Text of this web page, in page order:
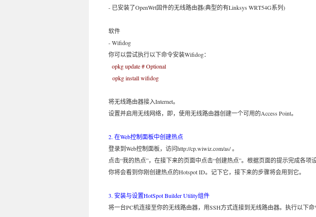
- 已安装了OpenWrt固件的无线路由器(典型的有Linksys WRT54G系列)
软件
- Wifidog
你可以尝试执行以下命令安装Wifidog：
opkg update # Optional
opkg install wifidog
将无线路由器接入Internet。
设置并启用无线网络，即，使用无线路由器创建一个可用的Access Point。
2. 在Web控制面板中创建热点
登录到Web控制面板，访问http://cp.wiwiz.com/as/ 。
点击“我的热点”，在接下来的页面中点击“创建热点”。根据页面的提示完成各项
你将会看到你刚创建热点的Hotspot ID。记下它，接下来的步骤将会用到它。
3. 安装与设置HotSpot Builder Utility组件
将一台PC机连接至你的无线路由器，用SSH方式连接到无线路由器。执行以下命